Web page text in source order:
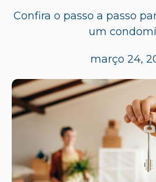
Confira o passo a passo
um
março 24,